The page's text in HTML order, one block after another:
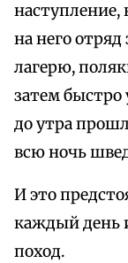
наступление,
на него
лагерю,
затем быстро
до утра
всю ночь
И это
каждый день
поход.